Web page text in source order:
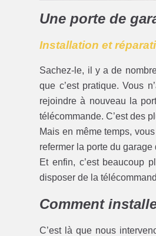
Une porte de
Installation et
Sachez-le, il y a de
que c’est pratique. Vous
rejoindre à nouveau la
télécommande. C’est des
Mais en même temps,
refermer la porte du
Et enfin, c’est beaucoup
disposer de la
Comment
C’est là que nous